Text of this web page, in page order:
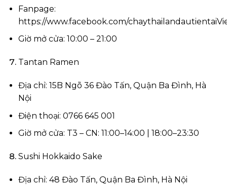
Fanpage:
https://www.facebook.com/
Giờ mở cửa: 10:00 – 21:00
Tantan Ramen
Địa chỉ: 15B Ngõ 36 Đào Tấn, Quận Ba Đình, Hà
Nội
Điện thoại: 0766 645 001
Giờ mở cửa: T3 – CN: 11:00–14:00 | 18:00–23:30
Sushi Hokkaido Sake
Địa chỉ: 48 Đào Tấn, Quận Ba Đình, Hà Nội